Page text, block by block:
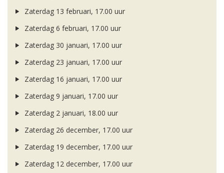
Zaterdag 13 februari, 17.00 uur
Zaterdag 6 februari, 17.00 uur
Zaterdag 30 januari, 17.00 uur
Zaterdag 23 januari, 17.00 uur
Zaterdag 16 januari, 17.00 uur
Zaterdag 9 januari, 17.00 uur
Zaterdag 2 januari, 18.00 uur
Zaterdag 26 december, 17.00 uur
Zaterdag 19 december, 17.00 uur
Zaterdag 12 december, 17.00 uur